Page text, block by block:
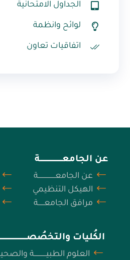
الجداول الامتحانية
لوائح وانظمة
اتفاقيات تعاون
عن الجامعــــــــــــــــــــــة
عن الجامعـــــــــــــــــة
الهيكل التنظيمي
مرافق الجامعــــــة
الكُليات
العلوم الطبيــــــــــــة